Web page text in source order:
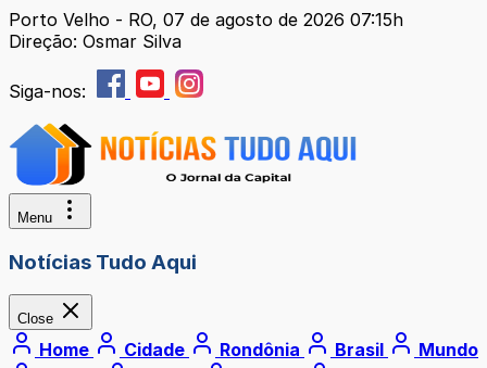
Porto Velho - RO, 07 de agosto de 2026 07:15h
Direção: Osmar Silva
Siga-nos:
Menu
Notícias Tudo Aqui
Close
Home Cidade Rondônia Brasil
Mundo